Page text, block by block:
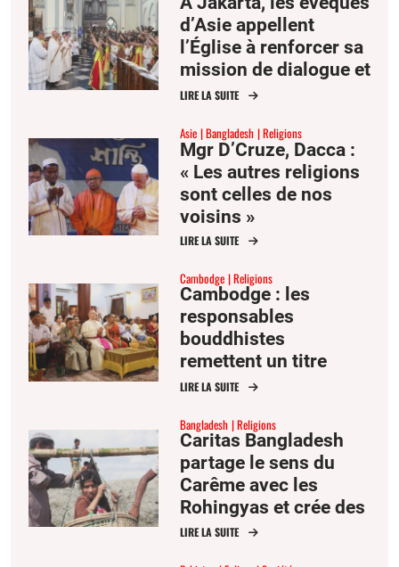
d’Asie appellent
l’Église à renforcer sa
mission de dialogue et
de réconciliation
LIRE LA SUITE
Asie Bangladesh Religions
Mgr D’Cruze, Dacca :
« Les autres religions
sont celles de nos
voisins »
LIRE LA SUITE
Cambodge Religions
Cambodge : les
responsables
bouddhistes
remettent un titre
honorifique à l’évêque
des décennies de
coopération
LIRE LA SUITE
Bangladesh Religions
Caritas Bangladesh
partage le sens du
Carême avec les
Rohingyas et crée des
ponts interreligieux
LIRE LA SUITE